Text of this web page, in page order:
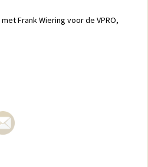
Frank Wiering voor de VPRO,